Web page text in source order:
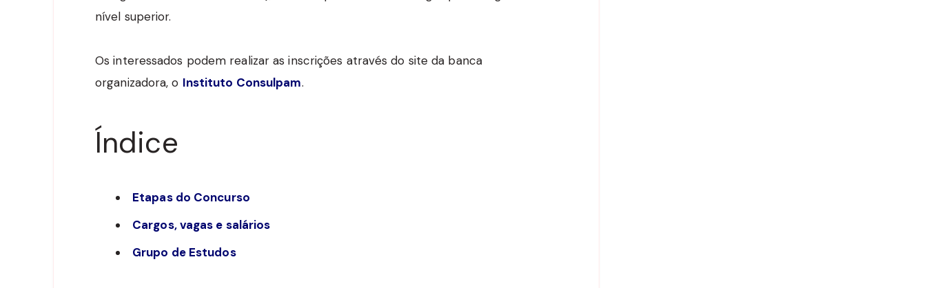
nível superior.
Os interessados podem realizar as inscrições através do site da banca
organizadora, o Instituto Consulpam.
Índice
Etapas do Concurso
Cargos, vagas e salários
Grupo de Estudos